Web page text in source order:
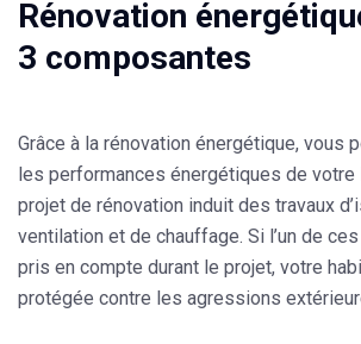
Rénovation
3 composantes
Grâce à la rénovation énergétique, vous
les performances énergétiques de votre
projet de rénovation induit des travaux
ventilation et de chauffage. Si l’un de
pris en compte durant le projet, votre
protégée contre les agressions